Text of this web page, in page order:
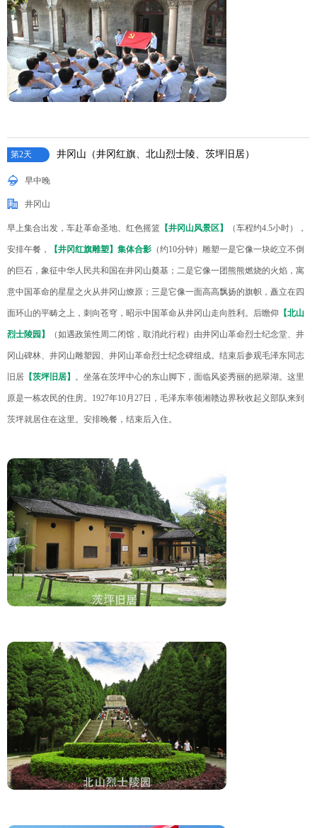
第2天 井冈山（井冈红旗、北山烈士陵、茨坪旧居）
早中晚
井冈山
早上集合出发，车赴革命圣地、红色摇篮 【井冈山风景区】 （车程约4.5小时），
安排午餐， 【井冈红旗雕塑】集体合影 （约10分钟）雕塑一是它像一块屹立不倒
的巨石，象征中华人民共和国在井冈山奠基；二是它像一团熊熊燃烧的火焰，寓
意中国革命的星星之火从井冈山燎原；三是它像一面高高飘扬的旗帜，矗立在四
面环山的平畴之上，刺向苍穹，昭示中国革命从井冈山走向胜利。后瞻仰 【北山
烈士陵园】 （如遇政策性周二闭馆，取消此行程）由井冈山革命烈士纪念堂、井
冈山碑林、井冈山雕塑园、井冈山革命烈士纪念碑组成。结束后参观毛泽东同志
旧居 【茨坪旧居】 。坐落在茨坪中心的东山脚下，面临风姿秀丽的挹翠湖。这里
原是一栋农民的住房。1927年10月27日，毛泽东率领湘赣边界秋收起义部队来到
茨坪就居住在这里。安排晚餐，结束后入住。